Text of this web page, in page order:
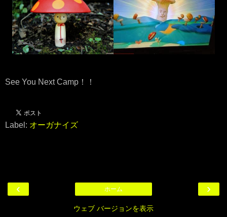
See You Next Camp！！
Label: オーガナイズ
‹ ›
ホーム
ウェブ バージョンを表示